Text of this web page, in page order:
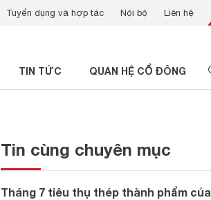
Tuyển dụng và hợp tác Nội bộ Liên hệ
TIN TỨC QUAN HỆ CỔ ĐÔNG
Tin cùng chuyên mục
Tháng 7 tiêu thụ thép thành phẩm của